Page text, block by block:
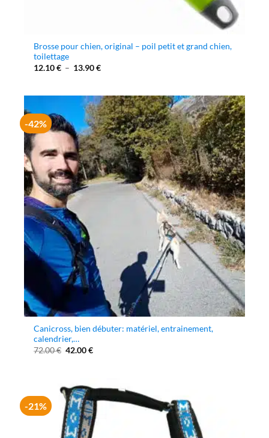
Brosse pour chien, original – poil petit et grand chien,
toilettage
12.10€ – 13.90€Plage
à
13.90 €
-42%
Canicross, bien débuter: matériel, entrainement,
calendrier,…
72.00€ Le
42.00€Le
-21%